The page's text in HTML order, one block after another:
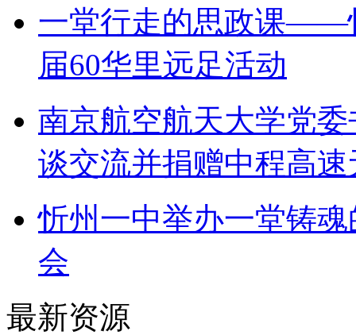
一堂行走的思政课——
届60华里远足活动
南京航空航天大学党
谈交流并捐赠中程高
忻州一中举办一堂铸
会
最新资源